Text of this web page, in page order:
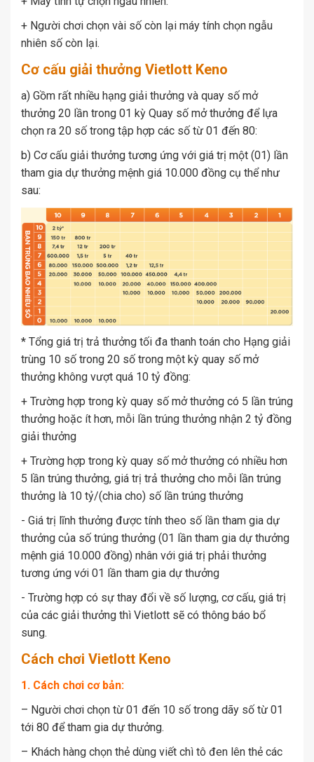
+ Người chơi chọn vài số còn lại máy tính chọn ngẫu
nhiên số còn lại.
Cơ cấu giải thưởng Vietlott Keno
a) Gồm rất nhiều hạng giải thưởng và quay số mở
thưởng 20 lần trong 01 kỳ Quay số mở thưởng để lựa
chọn ra 20 số trong tập hợp các số từ 01 đến 80:
b) Cơ cấu giải thưởng tương ứng với giá trị một (01) lần
tham gia dự thưởng mệnh giá 10.000 đồng cụ thể như
sau:
* Tổng giá trị trả thưởng tối đa thanh toán cho Hạng giải
trùng 10 số trong 20 số trong một kỳ quay số mở
thưởng không vượt quá 10 tỷ đồng:
+ Trường hợp trong kỳ quay số mở thưởng có 5 lần trúng
thưởng hoặc ít hơn, mỗi lần trúng thưởng nhận 2 tỷ đồng
giải thưởng
+ Trường hợp trong kỳ quay số mở thưởng có nhiều hơn
5 lần trúng thưởng, giá trị trả thưởng cho mỗi lần trúng
thưởng là 10 tỷ/(chia cho) số lần trúng thưởng
- Giá trị lĩnh thưởng được tính theo số lần tham gia dự
thưởng của số trúng thưởng (01 lần tham gia dự thưởng
mệnh giá 10.000 đồng) nhân với giá trị phải thưởng
tương ứng với 01 lần tham gia dự thưởng
- Trường hợp có sự thay đổi về số lượng, cơ cấu, giá trị
của các giải thưởng thì Vietlott sẽ có thông báo bổ
sung.
Cách chơi Vietlott Keno
1. Cách chơi cơ bản:
– Người chơi chọn từ 01 đến 10 số trong dãy số từ 01
tới 80 để tham gia dự thưởng.
– Khách hàng chọn thẻ dùng viết chì tô đen lên thẻ các